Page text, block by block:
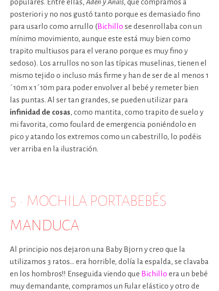
populares. Entre ellas, Aden y Anaïs, que compramos a
posteriori y no nos gustó tanto porque es demasiado fino
para usarlo como arrullo (Bichillo se desenrollaba con un
mínimo movimiento, aunque este está muy bien como
trapito multiusos para el verano porque es muy fino y
sedoso). Los arrullos no son las típicas muselinas, tienen el
mismo tejido o incluso más firme y han de ser de al menos 1
´10m x 1´10m para poder envolver al bebé y remeter bien
las puntas. Al ser tan grandes, se pueden utilizar para
infinidad de cosas, como mantita, como trapito de suelo y
mi favorita, como foulard de emergencia poniéndolo en
pico y atando los extremos como un cabestrillo, lo podéis
ver arriba en la ilustración.
5 · MOCHILA PORTABEBÉS
MANDUCA
Al principio nos dejaron una Baby Bjorn y creo que la
utilizamos 3 ratos… era horrible, dolía la espalda, se clavaba
en los hombros!! Enseguida viendo que Bichillo era un bebé
muy demandante, compramos un Fular elástico y otro de